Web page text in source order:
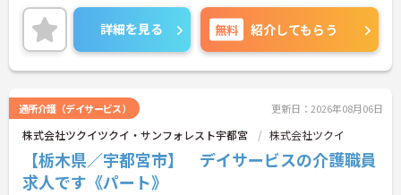
詳細を見る 無料 紹介してもらう
通所介護（デイサービス） 更新日：2026年08月06日
株式会社ツクイツクイ・サンフォレスト宇都宮 株式会社ツクイ
【栃木県／宇都宮市】 デイサービスの介護職員
求人です《パート》